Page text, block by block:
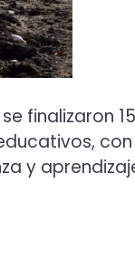
finalizaron
y